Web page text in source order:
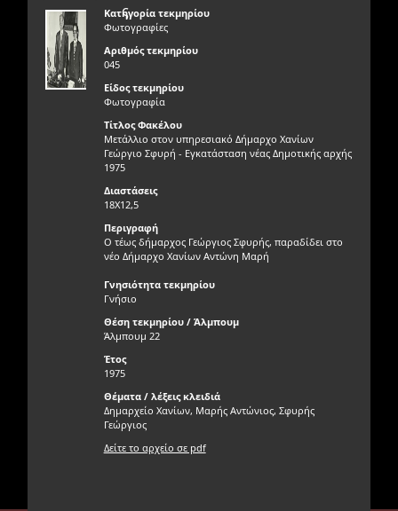
ς
Κατηγορία τεκμηρίου
Φωτογραφίες
Αριθμός τεκμηρίου
045
Είδος τεκμηρίου
Φωτογραφία
Τίτλος Φακέλου
Μετάλλιο στον υπηρεσιακό Δήμαρχο Χανίων
Γεώργιο Σφυρή - Εγκατάσταση νέας Δημοτικής αρχής
1975
Διαστάσεις
18Χ12,5
Περιγραφή
Ο τέως δήμαρχος Γεώργιος Σφυρής, παραδίδει στο
νέο Δήμαρχο Χανίων Αντώνη Μαρή
Γνησιότητα τεκμηρίου
Γνήσιο
Θέση τεκμηρίου / Άλμπουμ
Άλμπουμ 22
Έτος
1975
Θέματα / λέξεις κλειδιά
Δημαρχείο Χανίων, Μαρής Αντώνιος, Σφυρής
Γεώργιος
Δείτε το αρχείο σε pdf